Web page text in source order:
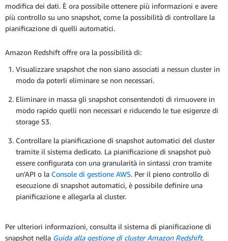
modifica dei dati. È ora possibile ottenere più informazioni e avere
più controllo su uno snapshot, come la possibilità di controllare la
pianificazione di quelli automatici.
Amazon Redshift offre ora la possibilità di:
Visualizzare snapshot che non siano associati a nessun cluster in
modo da poterli eliminare se non necessari.
Eliminare in massa gli snapshot consentendoti di rimuovere in
modo rapido quelli non necessari e riducendo le tue esigenze di
storage S3.
Controllare la pianificazione di snapshot automatici del cluster
tramite il sistema dedicato. La pianificazione di snapshot può
essere configurata con una granularità in sintassi cron tramite
un'API o la Console di gestione AWS. Per il pieno controllo di
esecuzione di snapshot automatici, è possibile definire una
pianificazione e allegarla al cluster.
Per ulteriori informazioni, consulta il sistema di pianificazione di
snapshot nella Guida alla gestione di cluster Amazon Redshift.